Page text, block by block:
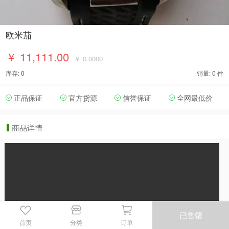
欧米茄
￥ 11,111.00 ￥ 0.0000
库存: 0 销量: 0 件
正品保证 官方货源 信誉保证 全网最低价
商品详情
首页 分类 订单
已售罄